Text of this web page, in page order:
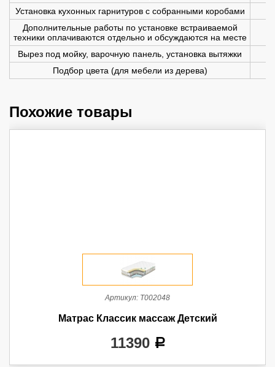
Установка кухонных гарнитуров с собранными коробами
Дополнительные работы по установке встраиваемой
техники оплачиваются отдельно и обсуждаются на месте
Вырез под мойку, варочную панель, установка вытяжки
Подбор цвета (для мебели из дерева)
Похожие товары
Артикул: Т002048
Матрас Классик массаж Детский
11390 a